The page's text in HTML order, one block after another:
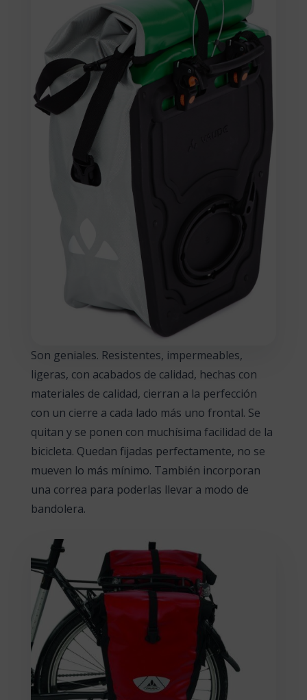
Son geniales. Resistentes, impermeables,
ligeras, con acabados de calidad, hechas con
materiales de calidad, cierran a la perfección
con un cierre a cada lado más uno frontal. Se
quitan y se ponen con muchísima facilidad de la
bicicleta. Quedan fijadas perfectamente, no se
mueven lo más mínimo. También incorporan
una correa para poderlas llevar a modo de
bandolera.